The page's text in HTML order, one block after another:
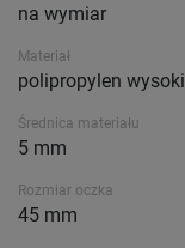
na wymiar
Materiał
polipropylen
Średnica materiału
5 mm
Rozmiar oczka
45 mm